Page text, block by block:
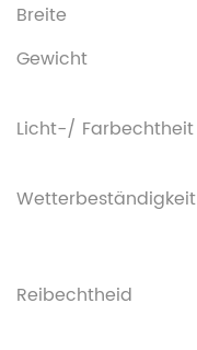
Breite
Gewicht
Licht-/ Farbechtheit
Wetterbeständigkeit
Reibechtheid